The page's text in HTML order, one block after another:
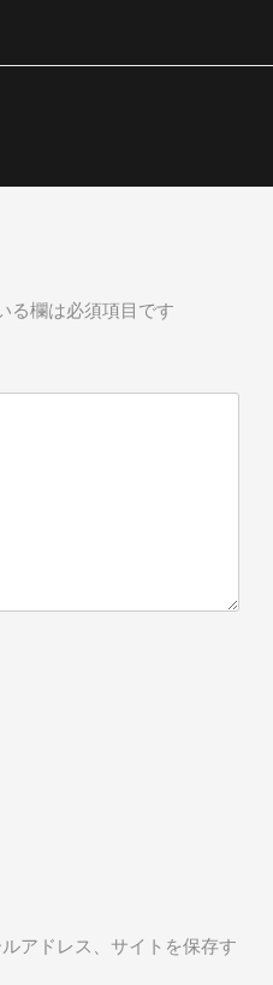
る欄は必須項目です
アドレス、サイトを保存す